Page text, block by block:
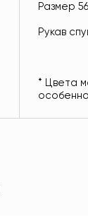
Размер
Рукав
* Цвета